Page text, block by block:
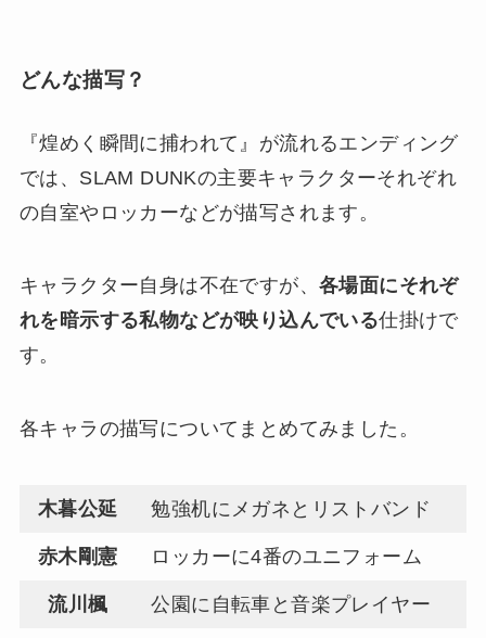
どんな描写？
『煌めく瞬間に捕われて』が流れるエンディング
では、SLAM DUNKの主要キャラクターそれぞれ
の自室やロッカーなどが描写されます。
キャラクター自身は不在ですが、 各場面にそれぞ
れを暗示する私物などが映り込んでいる仕掛けで
す。
各キャラの描写についてまとめてみました。
木暮公延 勉強机にメガネとリストバンド
赤木剛憲 ロッカーに4番のユニフォーム
流川楓 公園に自転車と音楽プレイヤー